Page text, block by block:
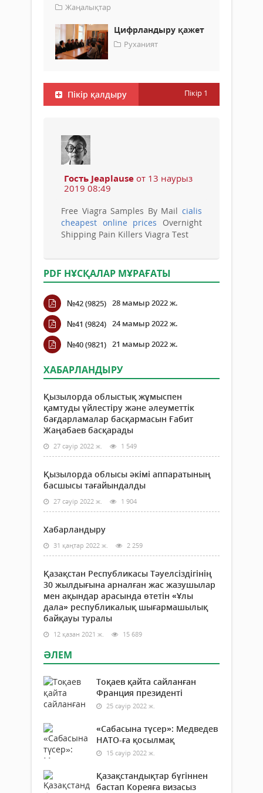
Жаңалықтар
Цифрландыру қажет
Руханият
Пікір қалдыру Пікір 1
Гость Jeaplause от 13 наурыз
2019 08:49
Free Viagra Samples By Mail cialis
cheapest online prices Overnight
Shipping Pain Killers Viagra Test
PDF НҰСҚАЛАР МҰРАҒАТЫ
№42 (9825) 28 мамыр 2022 ж.
№41 (9824) 24 мамыр 2022 ж.
№40 (9821) 21 мамыр 2022 ж.
ХАБАРЛАНДЫРУ
Қызылорда облыстық жұмыспен
қамтуды үйлестіру және әлеуметтік
бағдарламалар басқармасын Ғабит
Жаңабаев басқарады
27 сәуір 2022 ж. 1 549
Қызылорда облысы әкімі аппаратының
басшысы тағайындалды
27 сәуір 2022 ж. 1 904
Хабарландыру
31 қаңтар 2022 ж. 2 259
Қазақстан Республикасы Тәуелсіздігінің
30 жылдығына арналған жас жазушылар
мен ақындар арасында өтетін «Ұлы
дала» республикалық шығармашылық
байқауы туралы
12 қазан 2021 ж. 15 689
ӘЛЕМ
Тоқаев қайта сайланған
Франция президенті
25 сәуір 2022 ж.
«Сабасына түсер»: Медведев
НАТО-ға қосылмақ
15 сәуір 2022 ж.
Қазақстандықтар бүгіннен
бастап Кореяға визасыз